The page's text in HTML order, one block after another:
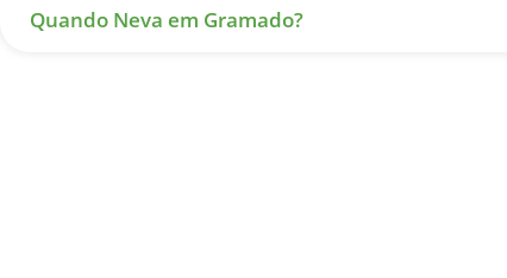
Quando Neva em Gramado?